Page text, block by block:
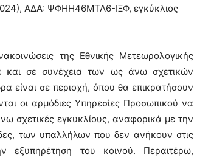
ΑΔΑ: ΨΦΗΗ46ΜΤΛ6-ΙΞΦ, εγκύκλιος
της Εθνικής Μετεωρολογικής
και σε συνέχεια των ως άνω σχετικών
είναι σε περιοχή, όπου θα επικρατήσουν
οι αρμόδιες Υπηρεσίες Προσωπικού να
σχετικές εγκυκλίους, αναφορικά με την
των υπαλλήλων που δεν ανήκουν στις
εξυπηρέτηση του κοινού. Περαιτέρω,